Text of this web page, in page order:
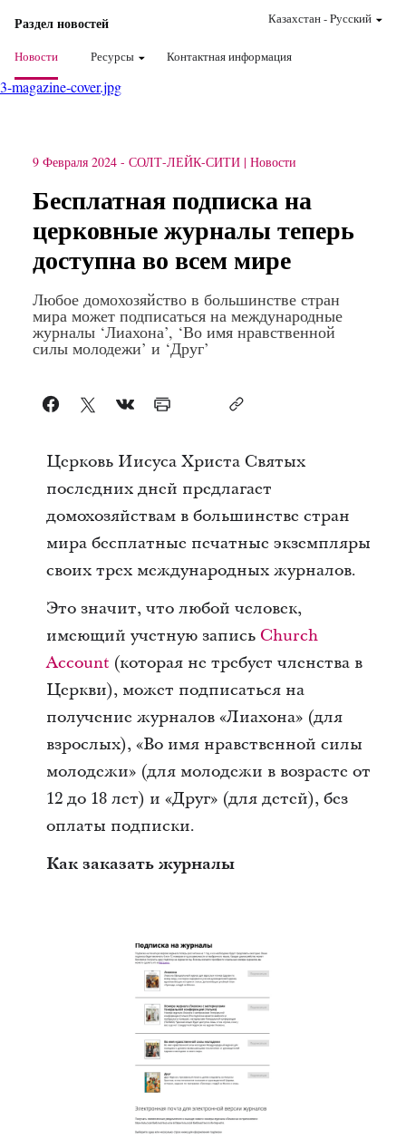
Раздел новостей
Новости Ресурсы Контактная информация
Казахстан-Pусский
3-magazine-cover.jpg
9 Февраля 2024 - СОЛТ-ЛЕЙК-СИТИ Новости
Бесплатная подписка на
церковные журналы теперь
доступна во всем мире
Любое домохозяйство в большинстве стран
мира может подписаться на международные
журналы ‘Лиахона’, ‘Во имя нравственной
силы молодежи’ и ‘Друг’
Церковь Иисуса Христа Святых
последних дней предлагает
домохозяйствам в большинстве стран
мира бесплатные печатные экземпляры
своих трех международных журналов.
Это значит, что любой человек,
имеющий учетную запись Church
Account(которая не требует членства в
Церкви), может подписаться на
получение журналов «Лиахона» (для
взрослых), «Во имя нравственной силы
молодежи» (для молодежи в возрасте от
12 до 18 лет) и «Друг» (для детей), без
оплаты подписки.
Как заказать журналы